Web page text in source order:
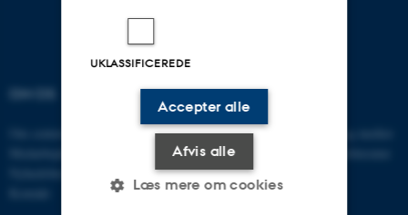
OM OS UDDANNELSE
Master i børns litteratur og medier
Forfatterskolen for Børnelitteratur
UKLASSIFICEREDE
Accepter alle
Afvis alle
Læs mere om cookies